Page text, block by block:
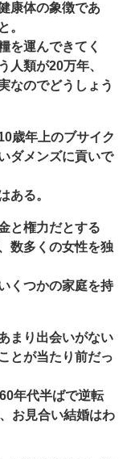
康体の象徴であ
。
を運んできてく
人類が20万年、
なのでどうしょう
歳年上のブサイク
ダメンズに貢いで
ある。
と権力だとする
数多くの女性を独
くつかの家庭を持
まり出会いがない
とが当たり前だっ
年代半ばで逆転
お見合い結婚はわ